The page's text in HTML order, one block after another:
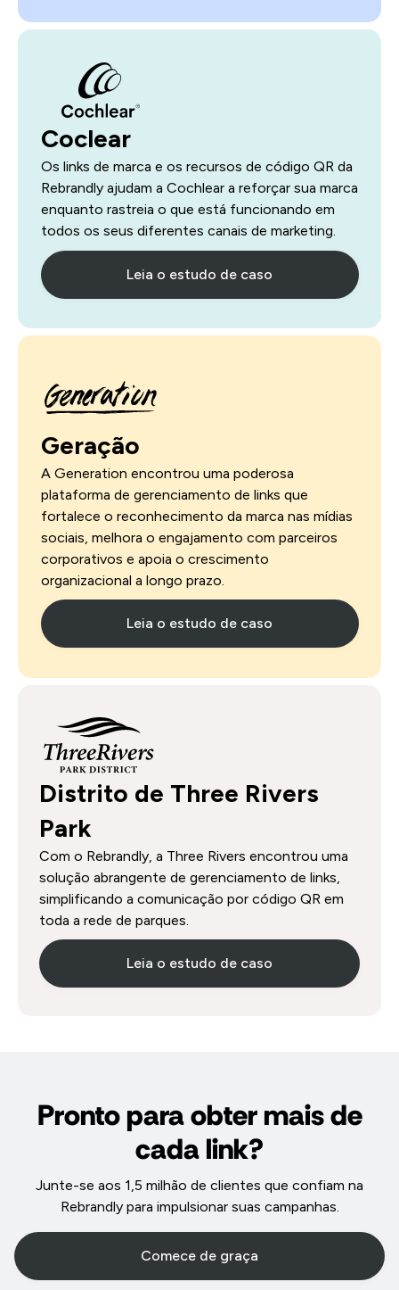
Coclear
Os links de marca e os recursos de código QR da
Rebrandly ajudam a Cochlear a reforçar sua marca
enquanto rastreia o que está funcionando em
todos os seus diferentes canais de marketing.
Leia o estudo de caso
Geração
A Generation encontrou uma poderosa
plataforma de gerenciamento de links que
fortalece o reconhecimento da marca nas mídias
sociais, melhora o engajamento com parceiros
corporativos e apoia o crescimento
organizacional a longo prazo.
Leia o estudo de caso
Distrito de Three Rivers
Park
Com o Rebrandly, a Three Rivers encontrou uma
solução abrangente de gerenciamento de links,
simplificando a comunicação por código QR em
toda a rede de parques.
Leia o estudo de caso
Pronto para obter mais de
cada link?
Junte-se aos 1,5 milhão de clientes que confiam na
Rebrandly para impulsionar suas campanhas.
Comece de graça